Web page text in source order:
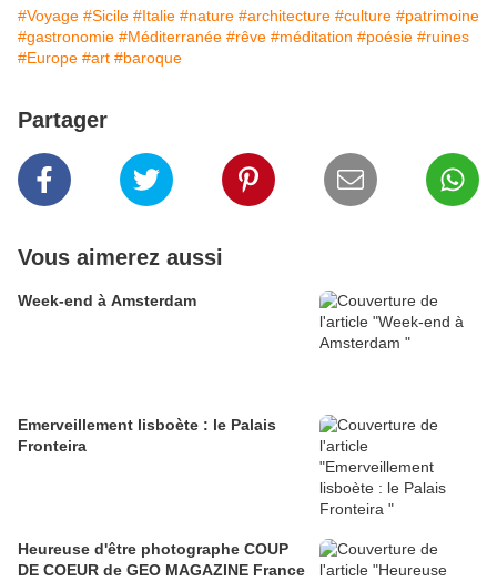
#Voyage #Sicile #Italie #nature #architecture #culture #patrimoine
#gastronomie #Méditerranée #rêve #méditation #poésie #ruines
#Europe #art #baroque
Partager
Vous aimerez aussi
Week-end à Amsterdam
Emerveillement lisboète : le Palais
Fronteira
Heureuse d'être photographe COUP
DE COEUR de GEO MAGAZINE France